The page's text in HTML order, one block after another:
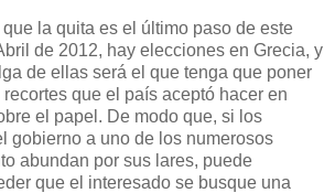
la quita es el último paso de este
de 2012, hay elecciones en Grecia, y
de ellas será el que tenga que poner
que el país aceptó hacer en
el papel. De modo que, si los
gobierno a uno de los numerosos
abundan por sus lares, puede
que el interesado se busque una